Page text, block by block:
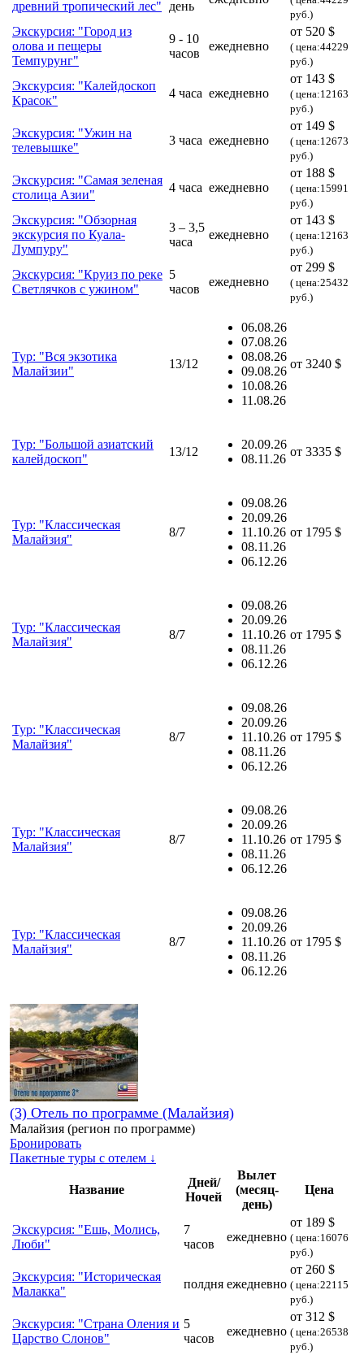
древний тропический лес" день
руб.)
Экскурсия: "Город из
олова и пещеры
Темпурунг"
9 - 10
часов
ежедневно
от 520 $
( цена:44229
руб.)
Экскурсия: "Калейдоскоп
Красок"
4 часа ежедневно
от 143 $
( цена:12163
руб.)
Экскурсия: "Ужин на
телевышке"
3 часа ежедневно
от 149 $
( цена:12673
руб.)
Экскурсия: "Самая зеленая
столица Азии"
4 часа ежедневно
от 188 $
( цена:15991
руб.)
Экскурсия: "Обзорная
экскурсия по Куала-
Лумпуру"
3 – 3,5
часа
ежедневно
от 143 $
( цена:12163
руб.)
Экскурсия: "Круиз по реке
Светлячков с ужином"
5
часов
ежедневно
от 299 $
( цена:25432
руб.)
Тур: "Вся экзотика
Малайзии"
13/12
06.08.26
07.08.26
08.08.26
09.08.26
10.08.26
11.08.26
от 3240 $
Тур: "Большой азиатский
калейдоскоп"
13/12
20.09.26
08.11.26
от 3335 $
Тур: "Классическая
Малайзия"
8/7
09.08.26
20.09.26
11.10.26
08.11.26
06.12.26
от 1795 $
Тур: "Классическая
Малайзия"
8/7
09.08.26
20.09.26
11.10.26
08.11.26
06.12.26
от 1795 $
Тур: "Классическая
Малайзия"
8/7
09.08.26
20.09.26
11.10.26
08.11.26
06.12.26
от 1795 $
Тур: "Классическая
Малайзия"
8/7
09.08.26
20.09.26
11.10.26
08.11.26
06.12.26
от 1795 $
Тур: "Классическая
Малайзия"
8/7
09.08.26
20.09.26
11.10.26
08.11.26
06.12.26
от 1795 $
(3) Отель по программе (Малайзия)
Малайзия (регион по программе)
Бронировать
Пакетные туры с отелем ↓
Название
Дней/
Ночей
Вылет
(месяц-
день)
Цена
Экскурсия: "Ешь, Молись,
Люби"
7
часов
ежедневно
от 189 $
( цена:16076
руб.)
Экскурсия: "Историческая
Малакка"
полдня ежедневно
от 260 $
( цена:22115
руб.)
Экскурсия: "Страна Оления и
Царство Слонов"
5
часов
ежедневно
от 312 $
( цена:26538
руб.)